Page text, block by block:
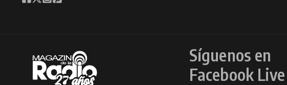
Síguenos en
Facebook Live